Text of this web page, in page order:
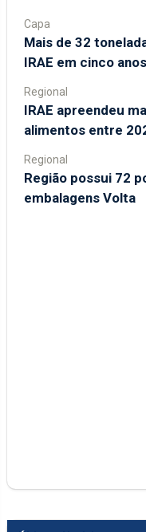
Capa
Mais de 32
IRAE em cinco anos
Regional
IRAE apreendeu
alimentos entre
Regional
Região possui 72
embalagens Volta